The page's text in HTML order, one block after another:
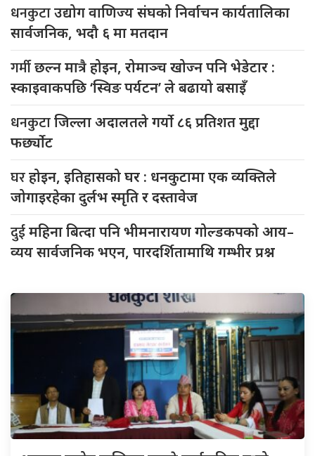
धनकुटाउद्योग वाणिज्य संघको निर्वाचन कार्यतालिका
सार्वजनिक, भदौ ६ मा मतदान
गर्मीछल्न मात्रै होइन, रोमाञ्च खोज्न पनि भेडेटार :
स्काइवाकपछि ‘स्विङ पर्यटन’ ले बढायो बसाइँ
धनकुटाजिल्ला अदालतले गर्यो ८६ प्रतिशत मुद्दा
फर्छ्योट
घरहोइन, इतिहासको घर : धनकुटामा एक व्यक्तिले
जोगाइरहेका दुर्लभ स्मृति र दस्तावेज
दुईमहिना बित्दा पनि भीमनारायण गोल्डकपको आय–
व्यय सार्वजनिक भएन, पारदर्शितामाथि गम्भीर प्रश्न